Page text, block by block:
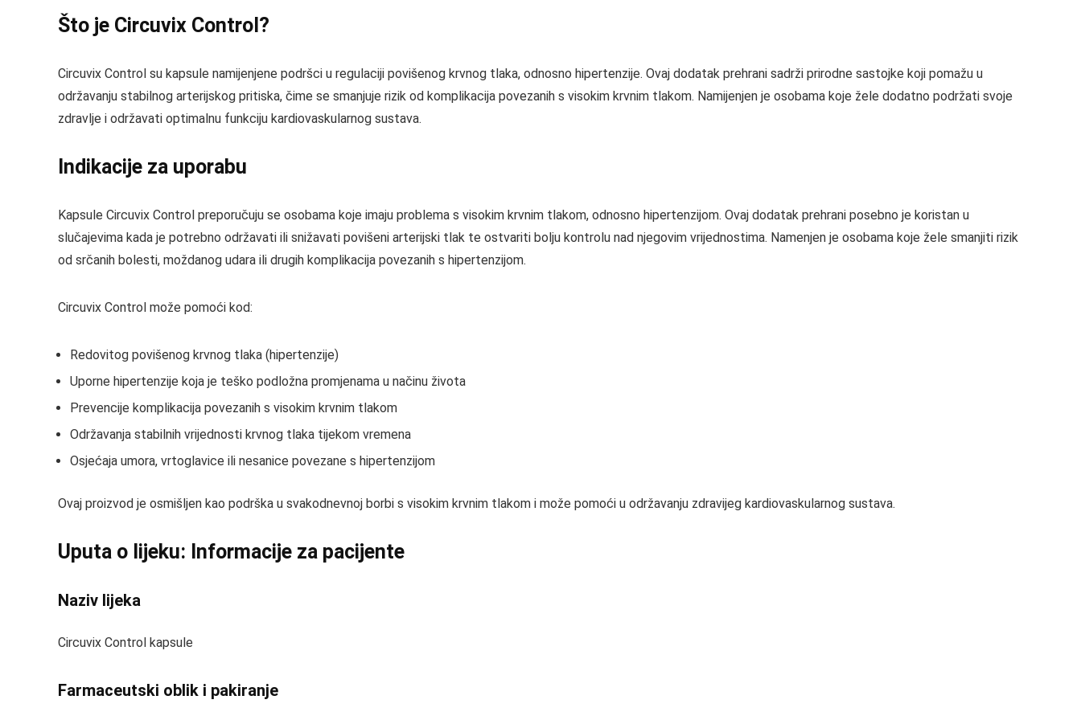
Što je Circuvix Control?
Circuvix Control su kapsule namijenjene podršci u regulaciji povišenog krvnog tlaka, odnosno hipertenzije. Ovaj dodatak prehrani sadrži prirodne sastojke koji pomažu u
održavanju stabilnog arterijskog pritiska, čime se smanjuje rizik od komplikacija povezanih s visokim krvnim tlakom. Namijenjen je osobama koje žele dodatno podržati svoje
zdravlje i održavati optimalnu funkciju kardiovaskularnog sustava.
Indikacije za uporabu
Kapsule Circuvix Control preporučuju se osobama koje imaju problema s visokim krvnim tlakom, odnosno hipertenzijom. Ovaj dodatak prehrani posebno je koristan u
slučajevima kada je potrebno održavati ili snižavati povišeni arterijski tlak te ostvariti bolju kontrolu nad njegovim vrijednostima. Namenjen je osobama koje žele smanjiti rizik
od srčanih bolesti, moždanog udara ili drugih komplikacija povezanih s hipertenzijom.
Circuvix Control može pomoći kod:
Redovitog povišenog krvnog tlaka (hipertenzije)
Uporne hipertenzije koja je teško podložna promjenama u načinu života
Prevencije komplikacija povezanih s visokim krvnim tlakom
Održavanja stabilnih vrijednosti krvnog tlaka tijekom vremena
Osjećaja umora, vrtoglavice ili nesanice povezane s hipertenzijom
Ovaj proizvod je osmišljen kao podrška u svakodnevnoj borbi s visokim krvnim tlakom i može pomoći u održavanju zdravijeg kardiovaskularnog sustava.
Uputa o lijeku: Informacije za pacijente
Naziv lijeka
Circuvix Control kapsule
Farmaceutski oblik i pakiranje